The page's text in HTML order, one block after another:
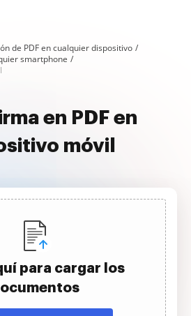
de PDF en cualquier dispositivo
smartphone
en PDF en
móvil
para cargar los